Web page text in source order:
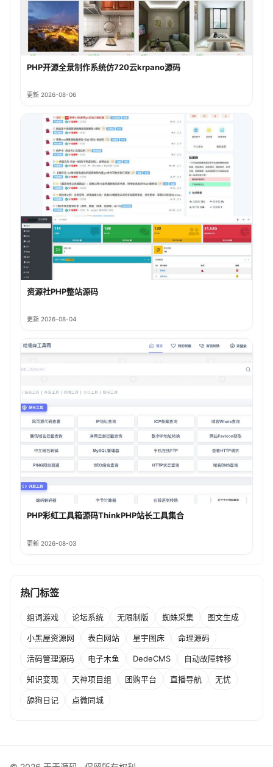
PHP开源全景制作系统仿720云krpano源码
更新 2026-08-06
资源社PHP整站源码
更新 2026-08-04
PHP彩虹工具箱源码ThinkPHP站长工具集合
更新 2026-08-03
热门标签
组词游戏 论坛系统 无限制版 蜘蛛采集 图文生成
小黑屋资源网 表白网站 星宇图床 命理源码
活码管理源码 电子木鱼 DedeCMS 自动故障转移
知识变现 天神项目组 团购平台 直播导航 无忧
舔狗日记 点微同城